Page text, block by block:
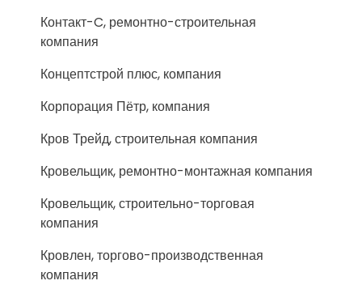
Контакт-C, ремонтно-строительная
компания
Концептстрой плюс, компания
Корпорация Пётр, компания
Кров Трейд, строительная компания
Кровельщик, ремонтно-монтажная компания
Кровельщик, строительно-торговая
компания
Кровлен, торгово-производственная
компания